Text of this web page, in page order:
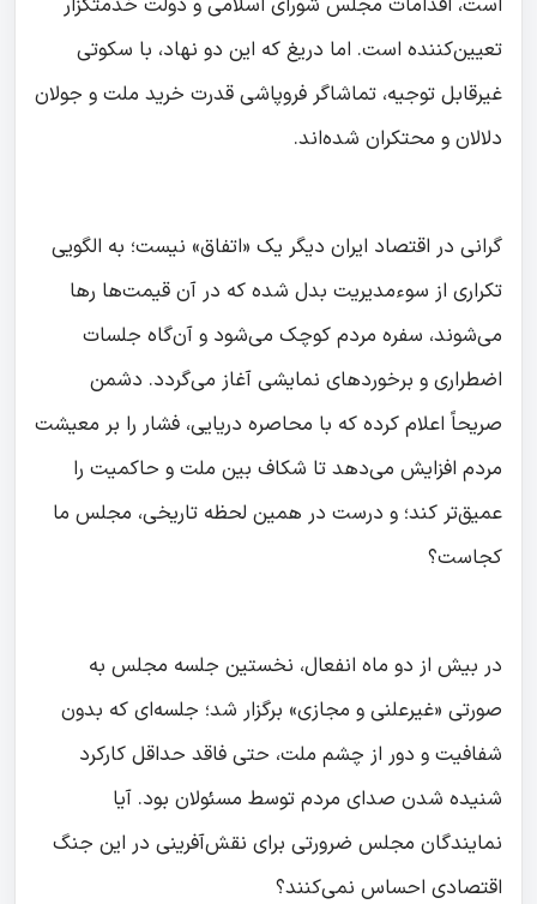
تعیین‌کننده است. اما دریغ که این دو نهاد، با سکوتی
غیرقابل توجیه، تماشاگر فروپاشی قدرت خرید ملت و جولان
دلالان و محتکران شده‌اند.
گرانی در اقتصاد ایران دیگر یک «اتفاق» نیست؛ به الگویی
تکراری از سوءمدیریت بدل شده که در آن قیمت‌ها رها
می‌شوند، سفره مردم کوچک می‌شود و آن‌گاه جلسات
اضطراری و برخوردهای نمایشی آغاز می‌گردد. دشمن
صریحاً اعلام کرده که با محاصره دریایی، فشار را بر معیشت
مردم افزایش می‌دهد تا شکاف بین ملت و حاکمیت را
عمیق‌تر کند؛ و درست در همین لحظه تاریخی، مجلس ما
کجاست؟
در بیش از دو ماه انفعال، نخستین جلسه مجلس به
صورتی «غیرعلنی و مجازی» برگزار شد؛ جلسه‌ای که بدون
شفافیت و دور از چشم ملت، حتی فاقد حداقل کارکرد
شنیده شدن صدای مردم توسط مسئولان بود. آیا
نمایندگان مجلس ضرورتی برای نقش‌آفرینی در این جنگ
اقتصادی احساس نمی‌کنند؟